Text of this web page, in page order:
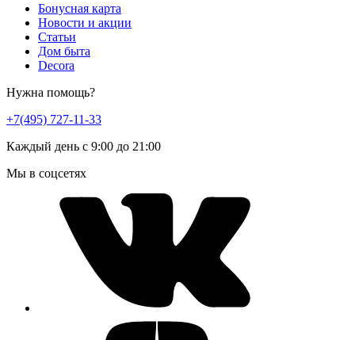
Бонусная карта
Новости и акции
Статьи
Дом быта
Decora
Нужна помощь?
+7(495) 727-11-33
Каждый день с 9:00 до 21:00
Мы в соцсетях